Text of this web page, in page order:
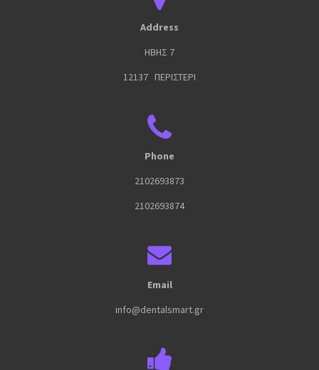
Address
ΗΒΗΣ 7
12137 ΠΕΡΙΣΤΕΡΙ
Phone
2102693873
2102693874
Email
info@dentalsmart.gr